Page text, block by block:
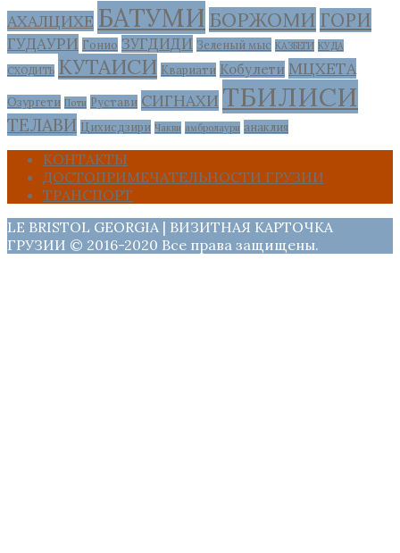
АХАЛЦИХЕ БАТУМИ БОРЖОМИ ГОРИ
ГУДАУРИ Гонио ЗУГДИДИ Зеленый мыс КАЗБЕГИ КУДА
СХОДИТЬ КУТАИСИ Квариати Кобулети МЦХЕТА
Озургети Поти Рустави СИГНАХИ ТБИЛИСИ
ТЕЛАВИ Цихисдзири Чакви амбролаури анаклия
КОНТАКТЫ
ДОСТОПРИМЕЧАТЕЛЬНОСТИ ГРУЗИИ
ТРАНСПОРТ
LE BRISTOL GEORGIA | ВИЗИТНАЯ КАРТОЧКА
ГРУЗИИ © 2016-2020 Все права защищены.